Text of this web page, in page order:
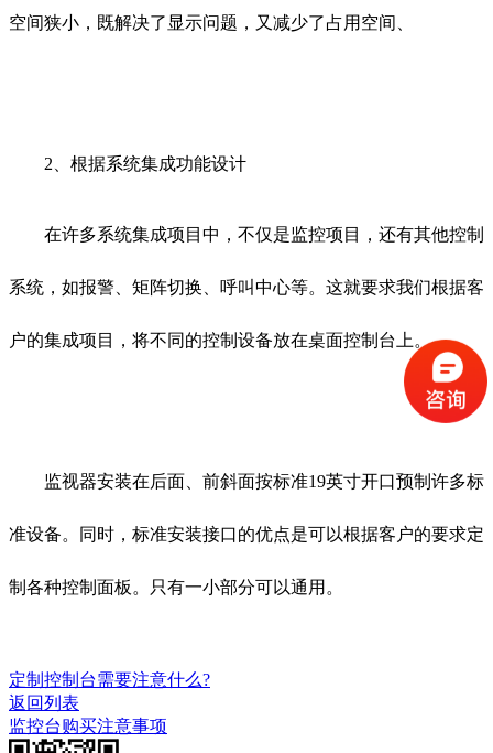
空间狭小，既解决了显示问题，又减少了占用空间、
2、根据系统集成功能设计
在许多系统集成项目中，不仅是监控项目，还有其他控制
系统，如报警、矩阵切换、呼叫中心等。这就要求我们根据客
户的集成项目，将不同的控制设备放在桌面控制台上。
监视器安装在后面、前斜面按标准19英寸开口预制许多标
准设备。同时，标准安装接口的优点是可以根据客户的要求定
制各种控制面板。只有一小部分可以通用。
定制控制台需要注意什么?
返回列表
监控台购买注意事项